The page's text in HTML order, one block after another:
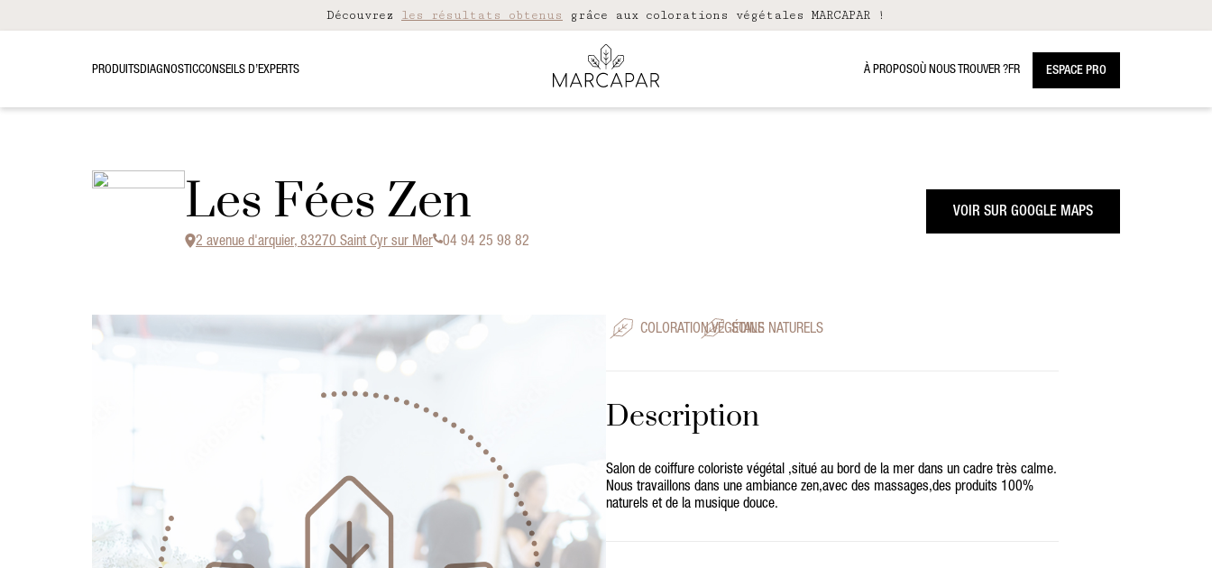
Découvrez les résultats obtenus grâce aux colorations végétales MARCAPAR !
PRODUITSDIAGNOSTICCONSEILS D’EXPERTS À PROPOSOÙ NOUS TROUVER ?FR ESPACE PRO
Les Fées Zen
2 avenue d'arquier, 83270 Saint Cyr sur Mer 04 94 25 98 82
VOIR SUR GOOGLE MAPS
COLORATION VÉGÉTALESOINS NATURELS
Description
Salon de coiffure coloriste végétal ,situé au bord de la mer dans un cadre très calme.
Nous travaillons dans une ambiance zen,avec des massages,des produits 100%
naturels et de la musique douce.